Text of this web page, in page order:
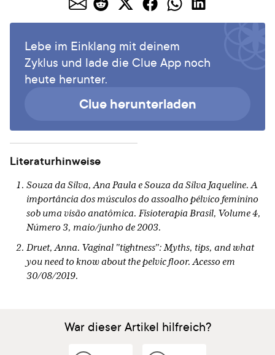
Lebe im Einklang mit deinem
Zyklus und lade die Clue App noch
heute herunter.
Clue herunterladen
Literaturhinweise
Souza da Silva, Ana Paula e Souza da Silva Jaqueline. A
importância dos músculos do assoalho pélvico feminino
sob uma visão anatômica. Fisioterapia Brasil, Volume 4,
Número 3, maio/junho de 2003.
Druet, Anna. Vaginal "tightness": Myths, tips, and what
you need to know about the pelvic floor. Acesso em
30/08/2019.
War dieser Artikel hilfreich?